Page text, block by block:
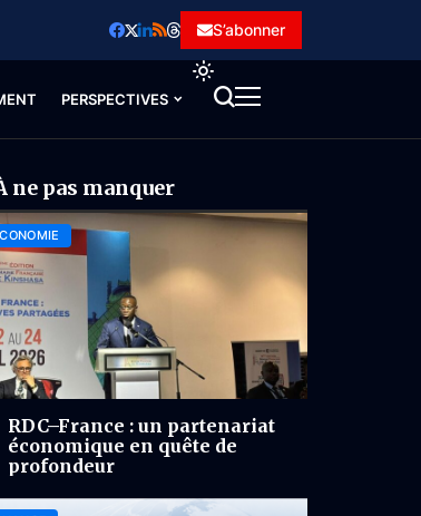
S’abonner
PERSPECTIVES
ne pas manquer
RDC–France : un partenariat
économique en quête de
profondeur